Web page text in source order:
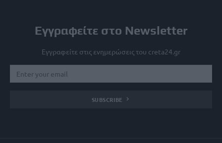
Εγγραφείτε στο Newsletter
Εγγραφείτε στις ενημερώσεις του creta24.gr
SUBSCRIBE